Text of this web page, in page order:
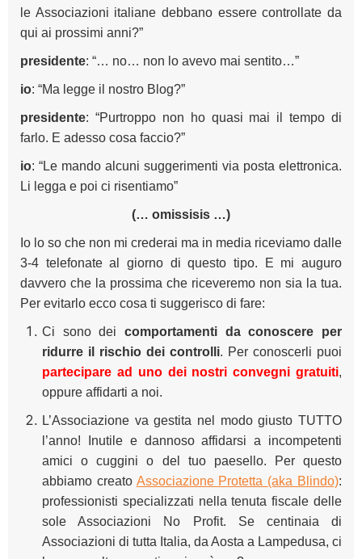
le Associazioni italiane debbano essere controllate da
qui ai prossimi anni?”
presidente: “… no… non lo avevo mai sentito…”
io: “Ma legge il nostro Blog?”
presidente: “Purtroppo non ho quasi mai il tempo di
farlo. E adesso cosa faccio?”
io: “Le mando alcuni suggerimenti via posta elettronica.
Li legga e poi ci risentiamo”
(… omissisis …)
Io lo so che non mi crederai ma in media riceviamo dalle
3-4 telefonate al giorno di questo tipo. E mi auguro
davvero che la prossima che riceveremo non sia la tua.
Per evitarlo ecco cosa ti suggerisco di fare:
Ci sono dei comportamenti da conoscere per
ridurre il rischio dei controlli. Per conoscerli puoi
partecipare ad uno dei nostri convegni gratuiti,
oppure affidarti a noi.
L’Associazione va gestita nel modo giusto TUTTO
l’anno! Inutile e dannoso affidarsi a incompetenti
amici o cuggini o del tuo paesello. Per questo
abbiamo creato Associazione Protetta (aka Blindo):
professionisti specializzati nella tenuta fiscale delle
sole Associazioni No Profit. Se centinaia di
Associazioni di tutta Italia, da Aosta a Lampedusa, ci